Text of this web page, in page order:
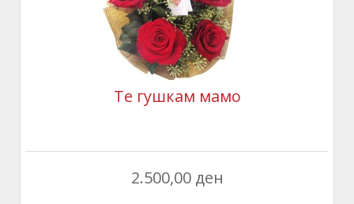
Те гушкам мамо
2.500,00 ден